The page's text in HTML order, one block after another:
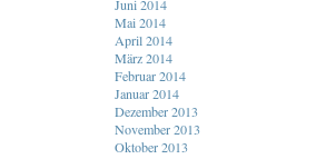
Juni 2014
Mai 2014
April 2014
März 2014
Februar 2014
Januar 2014
Dezember 2013
November 2013
Oktober 2013